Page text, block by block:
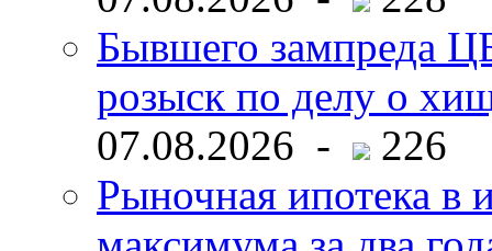
Бывшего зампреда
розыск по делу о
07.08.2026 -
226
Рыночная ипотека в